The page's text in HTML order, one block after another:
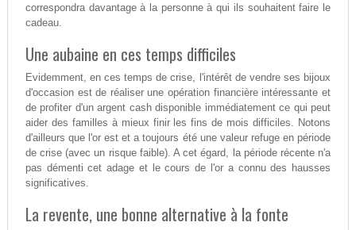
correspondra davantage à la personne à qui ils souhaitent faire le
cadeau.
Une aubaine en ces temps difficiles
Evidemment, en ces temps de crise, l'intérêt de vendre ses bijoux
d'occasion est de réaliser une opération financière intéressante et
de profiter d'un argent cash disponible immédiatement ce qui peut
aider des familles à mieux finir les fins de mois difficiles. Notons
d'ailleurs que l'or est et a toujours été une valeur refuge en période
de crise (avec un risque faible). A cet égard, la période récente n'a
pas démenti cet adage et le cours de l'or a connu des hausses
significatives.
La revente, une bonne alternative à la fonte